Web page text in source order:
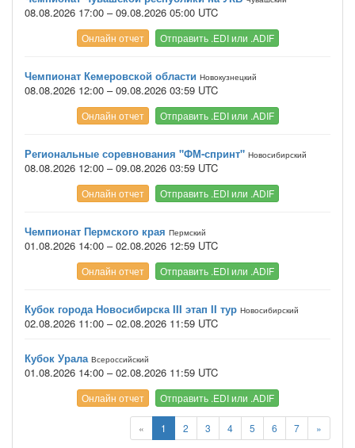
08.08.2026 17:00 – 09.08.2026 05:00 UTC
Онлайн отчет Отправить .EDI или .ADIF
Чемпионат Кемеровской области Новокузнецкий
08.08.2026 12:00 – 09.08.2026 03:59 UTC
Онлайн отчет Отправить .EDI или .ADIF
Региональные соревнования "ФМ-спринт" Новосибирский
08.08.2026 12:00 – 09.08.2026 03:59 UTC
Онлайн отчет Отправить .EDI или .ADIF
Чемпионат Пермского края Пермский
01.08.2026 14:00 – 02.08.2026 12:59 UTC
Онлайн отчет Отправить .EDI или .ADIF
Кубок города Новосибирска III этап II тур Новосибирский
02.08.2026 11:00 – 02.08.2026 11:59 UTC
Кубок Урала Всероссийский
01.08.2026 14:00 – 02.08.2026 11:59 UTC
Онлайн отчет Отправить .EDI или .ADIF
« 1 2 3 4 5 6 7 »